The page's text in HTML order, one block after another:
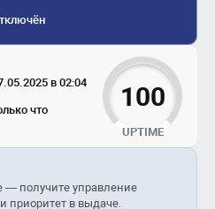
в 02:04
что 100
UPTIME
— получите управление
приоритет в выдаче.